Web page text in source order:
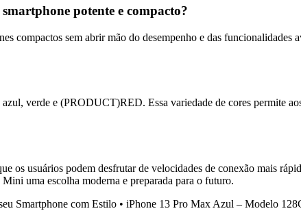
potente e compacto?
compactos sem abrir mão do desempenho e das funcionalidades
verde e (PRODUCT)RED. Essa variedade de cores permite
usuários podem desfrutar de velocidades de conexão mais
uma escolha moderna e preparada para o futuro.
Smartphone com Estilo • iPhone 13 Pro Max Azul – Modelo